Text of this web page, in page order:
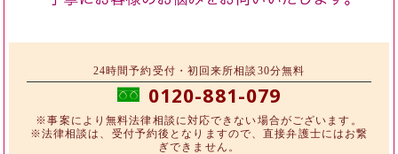
24時間予約受付・初回来所相談30分無料
0120-881-079
※事案により無料法律相談に対応できない場合がございます。
※法律相談は、受付予約後となりますので、直接弁護士にはお繋
ぎできません。